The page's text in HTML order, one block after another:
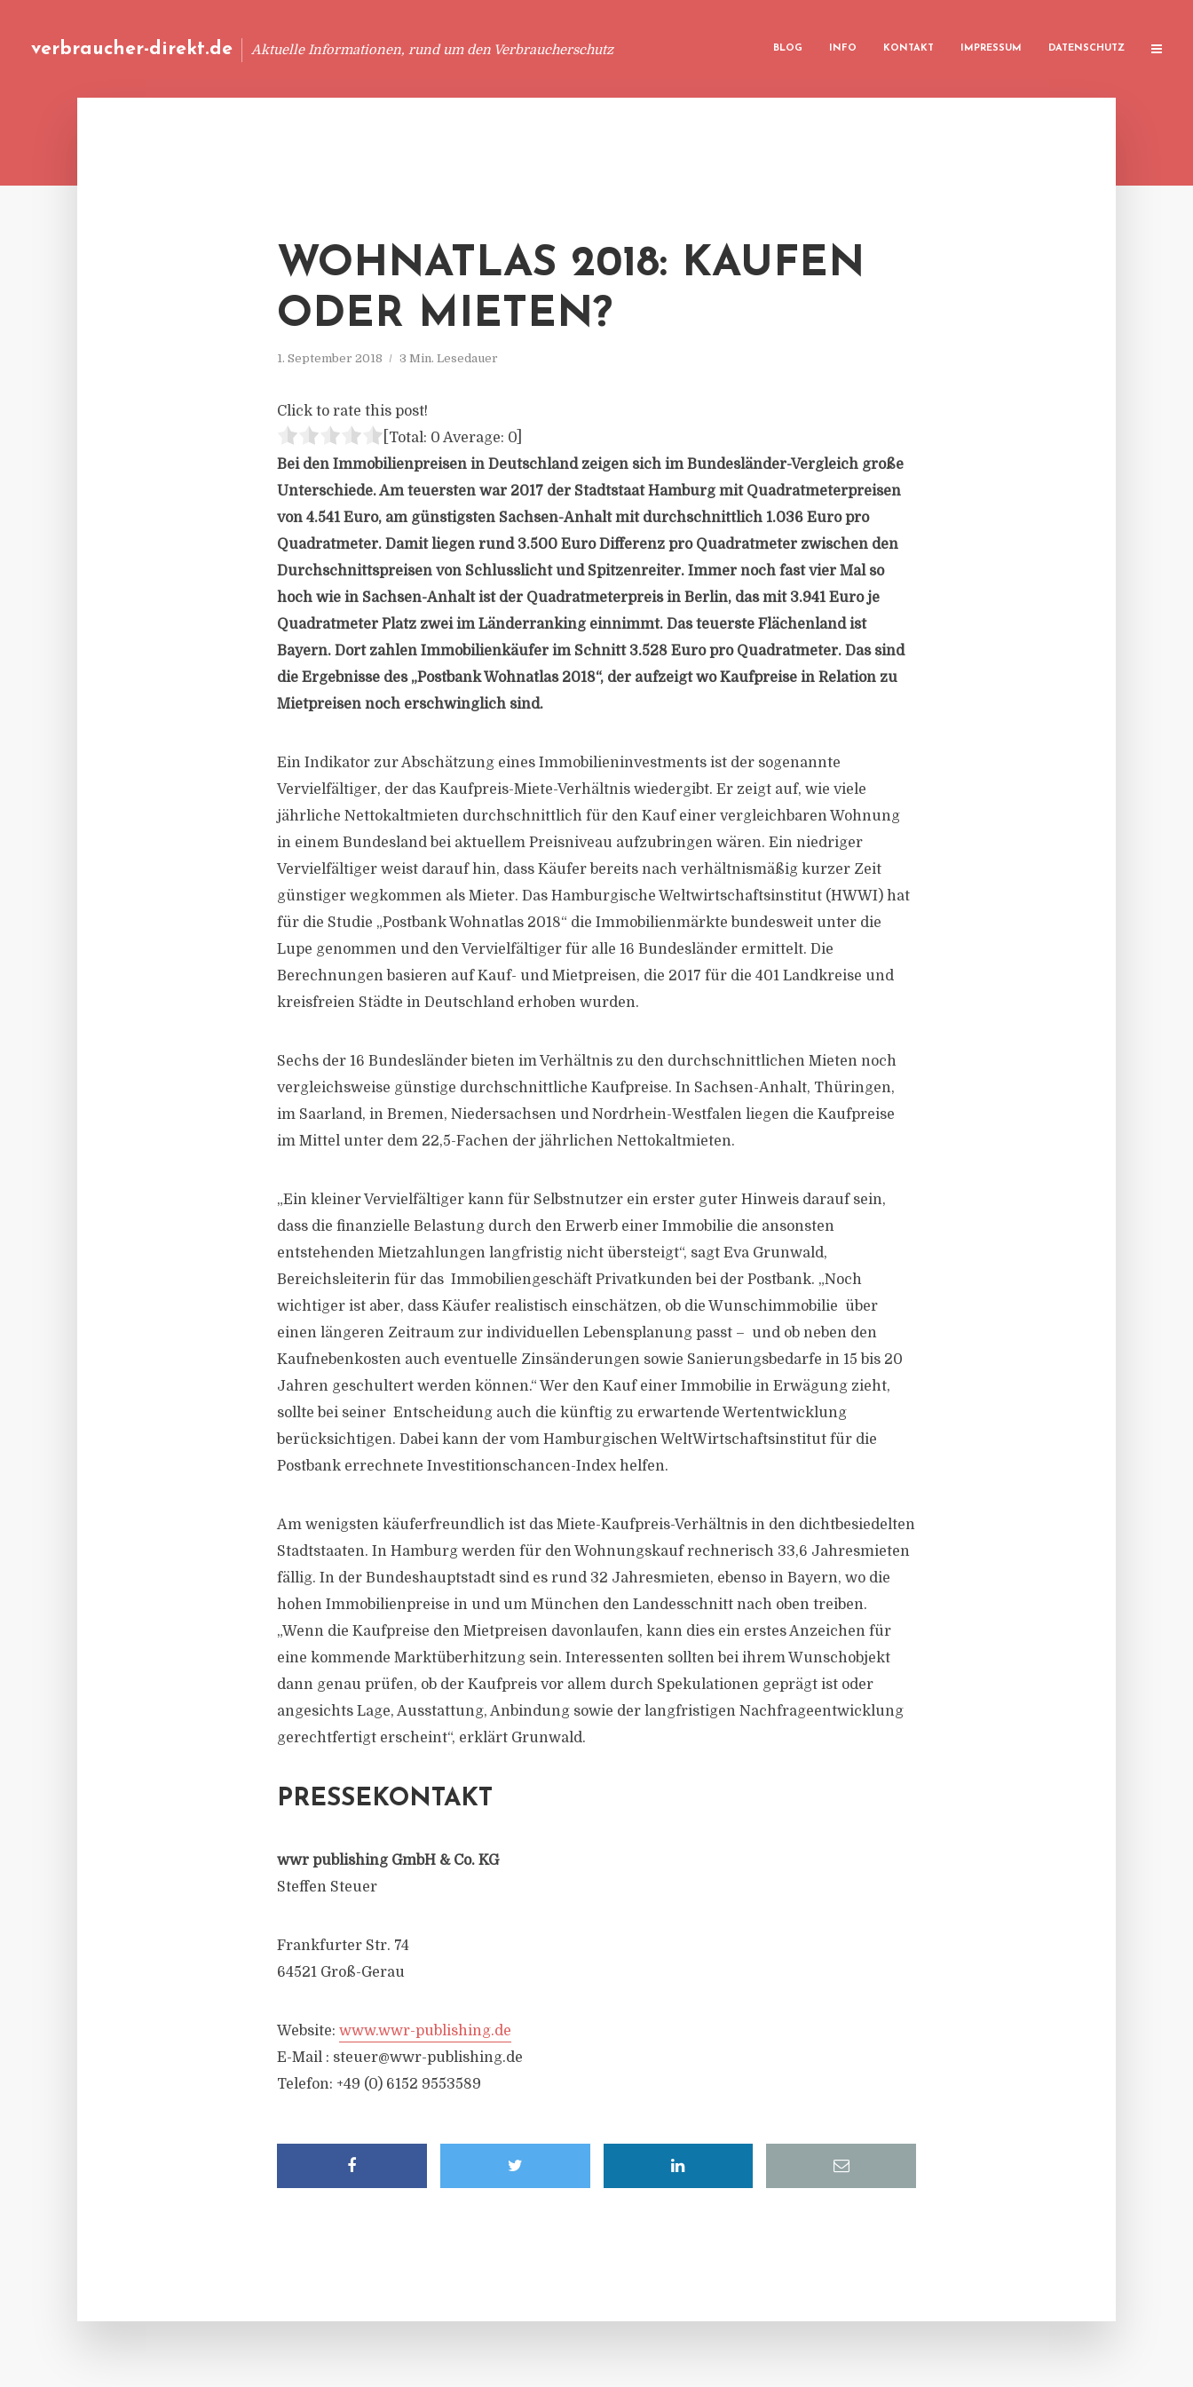
verbraucher-direkt.de Aktuelle Informationen, rund um den Verbraucherschutz BLOG INFO KONTAKT IMPRESSUM DATENSCHUTZ
WOHNATLAS 2018: KAUFEN
ODER MIETEN?
1. September 2018 3 Min. Lesedauer
Click to rate this post!
[Total: 0 Average: 0
Bei den Immobilienpreisen in Deutschland zeigen sich im Bundesländer-Vergleich große
Unterschiede. Am teuersten war 2017 der Stadtstaat Hamburg mit Quadratmeterpreisen
von 4.541 Euro, am günstigsten Sachsen-Anhalt mit durchschnittlich 1.036 Euro pro
Quadratmeter. Damit liegen rund 3.500 Euro Differenz pro Quadratmeter zwischen den
Durchschnittspreisen von Schlusslicht und Spitzenreiter. Immer noch fast vier Mal so
hoch wie in Sachsen-Anhalt ist der Quadratmeterpreis in Berlin, das mit 3.941 Euro je
Quadratmeter Platz zwei im Länderranking einnimmt. Das teuerste Flächenland ist
Bayern. Dort zahlen Immobilienkäufer im Schnitt 3.528 Euro pro Quadratmeter. Das sind
die Ergebnisse des „Postbank Wohnatlas 2018“, der aufzeigt wo Kaufpreise in Relation zu
Mietpreisen noch erschwinglich sind.
Ein Indikator zur Abschätzung eines Immobilieninvestments ist der sogenannte
Vervielfältiger, der das Kaufpreis-Miete-Verhältnis wiedergibt. Er zeigt auf, wie viele
jährliche Nettokaltmieten durchschnittlich für den Kauf einer vergleichbaren Wohnung
in einem Bundesland bei aktuellem Preisniveau aufzubringen wären. Ein niedriger
Vervielfältiger weist darauf hin, dass Käufer bereits nach verhältnismäßig kurzer Zeit
günstiger wegkommen als Mieter. Das Hamburgische Weltwirtschaftsinstitut (HWWI) hat
für die Studie „Postbank Wohnatlas 2018“ die Immobilienmärkte bundesweit unter die
Lupe genommen und den Vervielfältiger für alle 16 Bundesländer ermittelt. Die
Berechnungen basieren auf Kauf- und Mietpreisen, die 2017 für die 401 Landkreise und
kreisfreien Städte in Deutschland erhoben wurden.
Sechs der 16 Bundesländer bieten im Verhältnis zu den durchschnittlichen Mieten noch
vergleichsweise günstige durchschnittliche Kaufpreise. In Sachsen-Anhalt, Thüringen,
im Saarland, in Bremen, Niedersachsen und Nordrhein-Westfalen liegen die Kaufpreise
im Mittel unter dem 22,5-Fachen der jährlichen Nettokaltmieten.
„Ein kleiner Vervielfältiger kann für Selbstnutzer ein erster guter Hinweis darauf sein,
dass die finanzielle Belastung durch den Erwerb einer Immobilie die ansonsten
entstehenden Mietzahlungen langfristig nicht übersteigt“, sagt Eva Grunwald,
Bereichsleiterin für das Immobiliengeschäft Privatkunden bei der Postbank. „Noch
wichtiger ist aber, dass Käufer realistisch einschätzen, ob die Wunschimmobilie über
einen längeren Zeitraum zur individuellen Lebensplanung passt – und ob neben den
Kaufnebenkosten auch eventuelle Zinsänderungen sowie Sanierungsbedarfe in 15 bis 20
Jahren geschultert werden können.“ Wer den Kauf einer Immobilie in Erwägung zieht,
sollte bei seiner Entscheidung auch die künftig zu erwartende Wertentwicklung
berücksichtigen. Dabei kann der vom Hamburgischen WeltWirtschaftsinstitut für die
Postbank errechnete Investitionschancen-Index helfen.
Am wenigsten käuferfreundlich ist das Miete-Kaufpreis-Verhältnis in den dichtbesiedelten
Stadtstaaten. In Hamburg werden für den Wohnungskauf rechnerisch 33,6 Jahresmieten
fällig. In der Bundeshauptstadt sind es rund 32 Jahresmieten, ebenso in Bayern, wo die
hohen Immobilienpreise in und um München den Landesschnitt nach oben treiben.
„Wenn die Kaufpreise den Mietpreisen davonlaufen, kann dies ein erstes Anzeichen für
eine kommende Marktüberhitzung sein. Interessenten sollten bei ihrem Wunschobjekt
dann genau prüfen, ob der Kaufpreis vor allem durch Spekulationen geprägt ist oder
angesichts Lage, Ausstattung, Anbindung sowie der langfristigen Nachfrageentwicklung
gerechtfertigt erscheint“, erklärt Grunwald.
PRESSEKONTAKT
wwr publishing GmbH & Co. KG
Steffen Steuer
Frankfurter Str. 74
64521 Groß-Gerau
Website: www.wwr-publishing.de
E-Mail : steuer@wwr-publishing.de
Telefon: +49 (0) 6152 9553589